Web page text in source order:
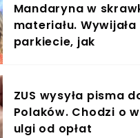
Mandaryna w
materiału. Wywijała
parkiecie, jak
ZUS wysyła pisma
Polaków. Chodzi o
ulgi od opłat